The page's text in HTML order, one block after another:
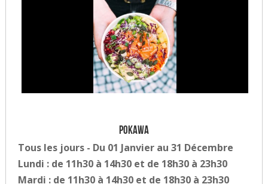
Pokawa
Tous les jours - Du 01 Janvier au 31 Décembre
Lundi : de 11h30 à 14h30 et de 18h30 à 23h30
Mardi : de 11h30 à 14h30 et de 18h30 à 23h30